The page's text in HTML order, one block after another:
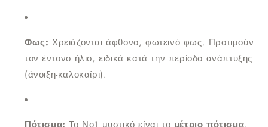
Φως: Χρειάζονται άφθονο, φωτεινό φως. Προτιμούν
τον έντονο ήλιο, ειδικά κατά την περίοδο ανάπτυξης
(άνοιξη-καλοκαίρι).